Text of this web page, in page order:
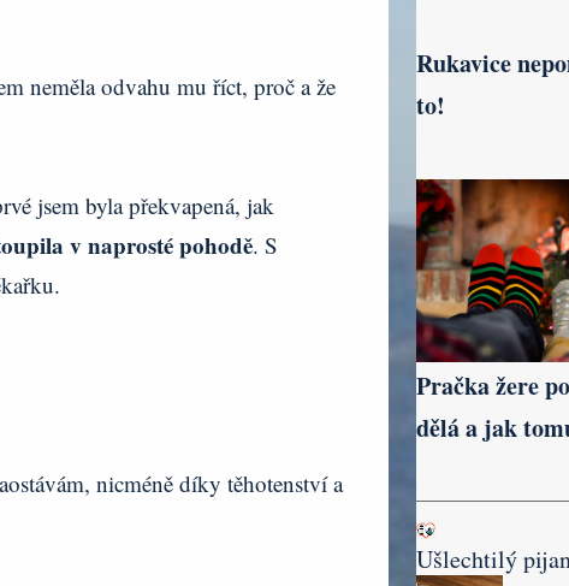
neměla odvahu mu říct, proč a že
jsem byla překvapená, jak
v naprosté pohodě. S
nicméně díky těhotenství a
Rukavice
to!
Pračka žere
dělá a jak
Ušlechtilý